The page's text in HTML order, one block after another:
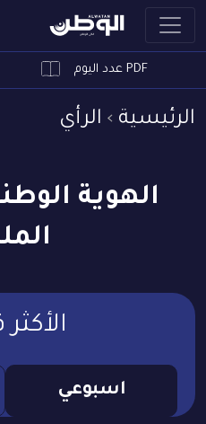
PDF عدد اليوم
الرئيسية الرأي
الهوية
اسبوعي